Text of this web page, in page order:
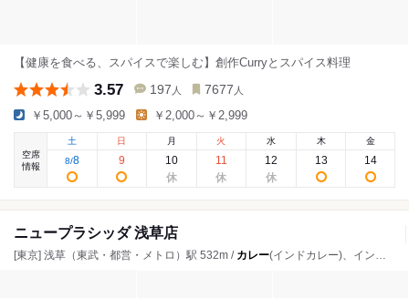
【健康を食べる、スパイスで楽しむ】創作Curryとスパイス料理
3.57 197 人 7677 人
￥5,000～￥5,999 ￥2,000～￥2,999
空席
情報
土
8/8
日
9
月
10
火
11
水
12
木
13
金
14
ニュープラシッダ 浅草店
[東京] 浅草（東武・都営・メトロ）駅 532m / カレー(インドカレー)、インド料理、居酒屋